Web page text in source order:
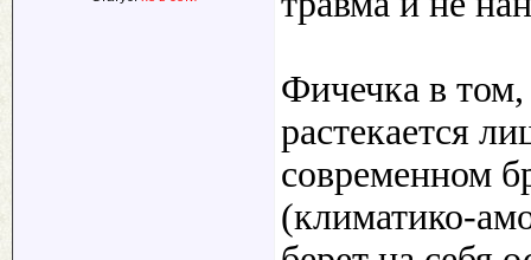
Фичечка в том,
растекается
современном
(климатико-